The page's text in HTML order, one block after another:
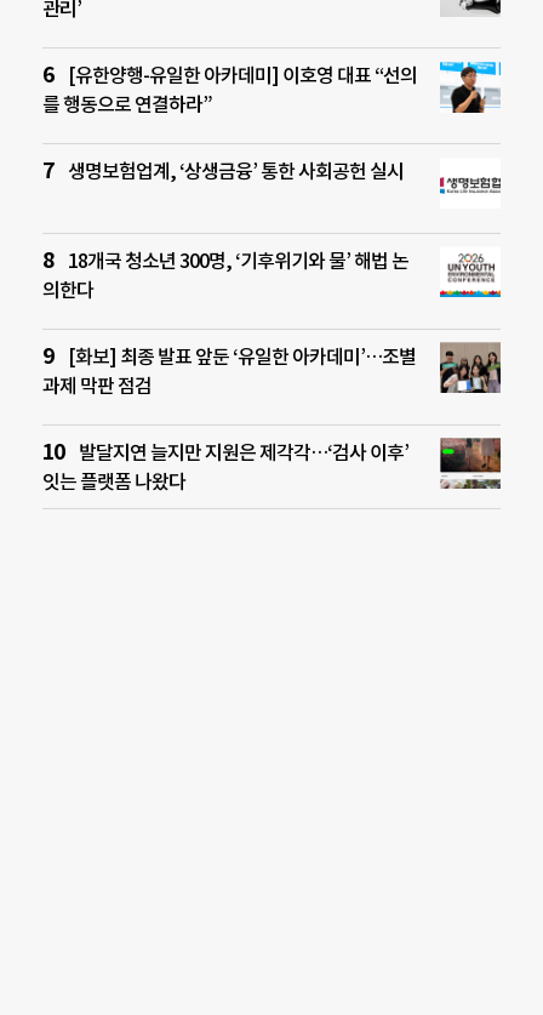
관리’
[유한양행-유일한 아카데미] 이호영 대표 “선의
를 행동으로 연결하라”
생명보험업계, ‘상생금융’ 통한 사회공헌 실시
18개국 청소년 300명, ‘기후위기와 물’ 해법 논
의한다
[화보] 최종 발표 앞둔 ‘유일한 아카데미’…조별
과제 막판 점검
발달지연 늘지만 지원은 제각각…‘검사 이후’
잇는 플랫폼 나왔다